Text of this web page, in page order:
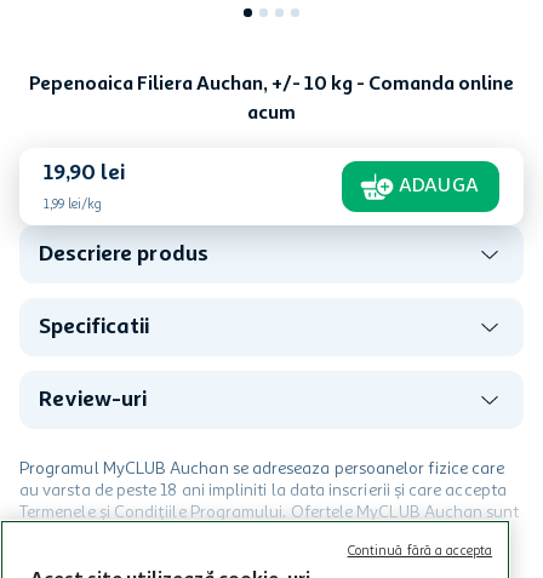
Pepenoaica Filiera Auchan, +/- 10 kg - Comanda online
acum
19,90 lei
1,99 lei/kg
ADAUGA
Descriere produs
Specificatii
Review-uri
Programul MyCLUB Auchan se adreseaza persoanelor fizice care
au varsta de peste 18 ani impliniti la data inscrierii și care accepta
Termenele și Condițiile Programului. Ofertele MyCLUB Auchan sunt
limita a 12 unitati / card client o singura data in perioada promotiei.
CITESTE MAI MULTContinuă fără a accepta